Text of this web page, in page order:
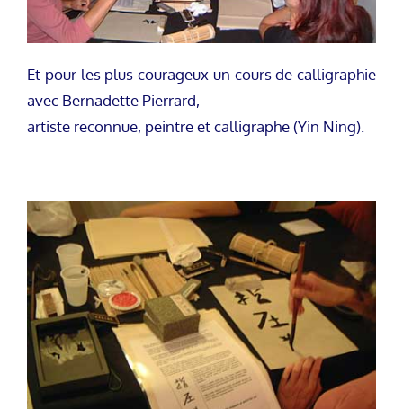
Et pour les plus courageux un cours de calligraphie
avec Bernadette Pierrard,
artiste reconnue, peintre et calligraphe (Yin Ning).